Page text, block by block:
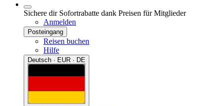
Sichere dir Sofortrabatte dank Preisen für Mitglieder
Anmelden
Posteingang
Reisen buchen
Hilfe
Deutsch · EUR · DE